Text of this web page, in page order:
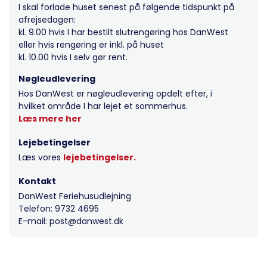
I skal forlade huset senest på følgende tidspunkt på
afrejsedagen:
kl. 9.00 hvis I har bestilt slutrengøring hos DanWest
eller hvis rengøring er inkl. på huset
kl. 10.00 hvis I selv gør rent.
Nøgleudlevering
Hos DanWest er nøgleudlevering opdelt efter, i
hvilket område I har lejet et sommerhus.
Læs mere her
Lejebetingelser
Læs vores lejebetingelser.
Kontakt
DanWest Feriehusudlejning
Telefon: 9732 4695
E-mail: post@danwest.dk